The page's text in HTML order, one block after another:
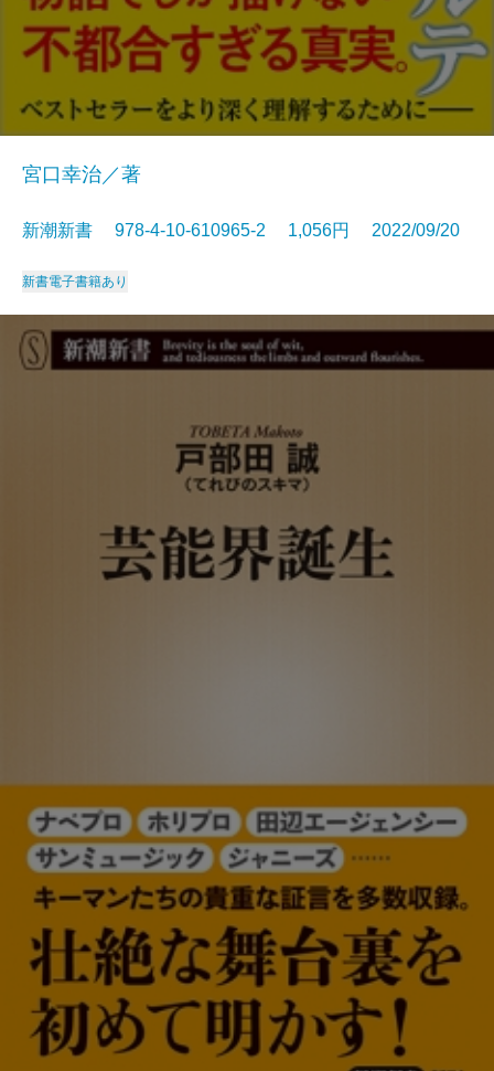
宮口幸治／著
新潮新書 978-4-10-610965-2 1,056円 2022/09/20
新書電子書籍あり